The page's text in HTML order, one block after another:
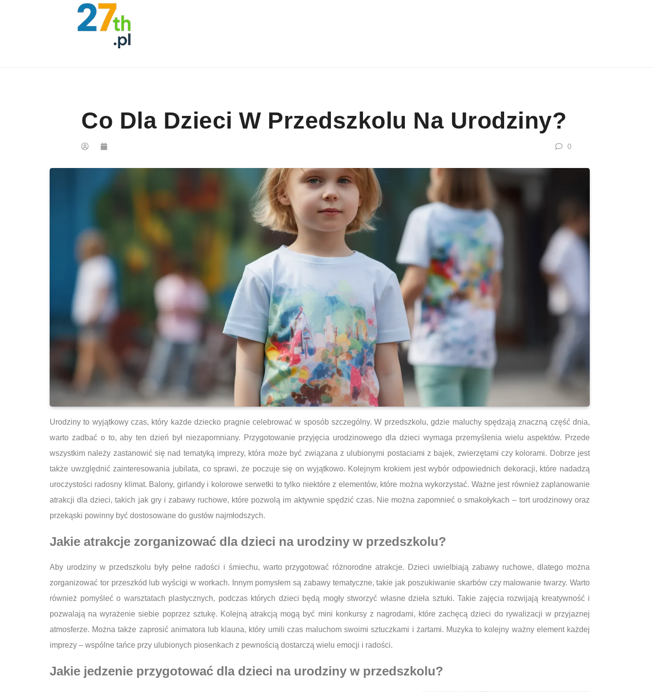
Co Dla Dzieci W Przedszkolu Na Urodziny?
0
Urodziny to wyjątkowy czas, który każde dziecko pragnie celebrować w sposób szczególny. W przedszkolu, gdzie maluchy spędzają znaczną część dnia,
warto zadbać o to, aby ten dzień był niezapomniany. Przygotowanie przyjęcia urodzinowego dla dzieci wymaga przemyślenia wielu aspektów. Przede
wszystkim należy zastanowić się nad tematyką imprezy, która może być związana z ulubionymi postaciami z bajek, zwierzętami czy kolorami. Dobrze jest
także uwzględnić zainteresowania jubilata, co sprawi, że poczuje się on wyjątkowo. Kolejnym krokiem jest wybór odpowiednich dekoracji, które nadadzą
uroczystości radosny klimat. Balony, girlandy i kolorowe serwetki to tylko niektóre z elementów, które można wykorzystać. Ważne jest również zaplanowanie
atrakcji dla dzieci, takich jak gry i zabawy ruchowe, które pozwolą im aktywnie spędzić czas. Nie można zapomnieć o smakołykach – tort urodzinowy oraz
przekąski powinny być dostosowane do gustów najmłodszych.
Jakie atrakcje zorganizować dla dzieci na urodziny w przedszkolu?
Aby urodziny w przedszkolu były pełne radości i śmiechu, warto przygotować różnorodne atrakcje. Dzieci uwielbiają zabawy ruchowe, dlatego można
zorganizować tor przeszkód lub wyścigi w workach. Innym pomysłem są zabawy tematyczne, takie jak poszukiwanie skarbów czy malowanie twarzy. Warto
również pomyśleć o warsztatach plastycznych, podczas których dzieci będą mogły stworzyć własne dzieła sztuki. Takie zajęcia rozwijają kreatywność i
pozwalają na wyrażenie siebie poprzez sztukę. Kolejną atrakcją mogą być mini konkursy z nagrodami, które zachęcą dzieci do rywalizacji w przyjaznej
atmosferze. Można także zaprosić animatora lub klauna, który umili czas maluchom swoimi sztuczkami i żartami. Muzyka to kolejny ważny element każdej
imprezy – wspólne tańce przy ulubionych piosenkach z pewnością dostarczą wielu emocji i radości.
Jakie jedzenie przygotować dla dzieci na urodziny w przedszkolu?